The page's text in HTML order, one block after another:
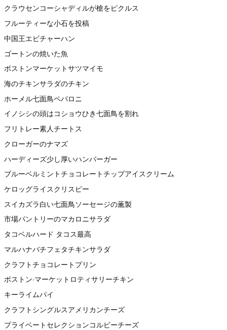
クラウセンコーシャディルが槍をピクルス
フルーティーな小石を投稿
中国王エビチャーハン
ゴートンの焼いた魚
ボストンマーケットサツマイモ
海のチキンサラダのチキン
ホーメル七面鳥ペパロニ
イノシシの頭はコショウひき七面鳥を割れ
フリトレー素人チートス
クローガーのナマズ
ハーディーズ少し厚いハンバーガー
ブルーベルミントチョコレートチップアイスクリーム
ケロッグライスクリスピー
スイカズラ白い七面鳥ソーセージの薫製
市場パントリーのマカロニサラダ
タコベルハード タコス最高
マルハナバチフェタチキンサラダ
クラフトチョコレートプリン
ボストン·マーケットロティサリーチキン
キーライムパイ
クラフトシングルスアメリカンチーズ
プライベートセレクションコルビーチーズ